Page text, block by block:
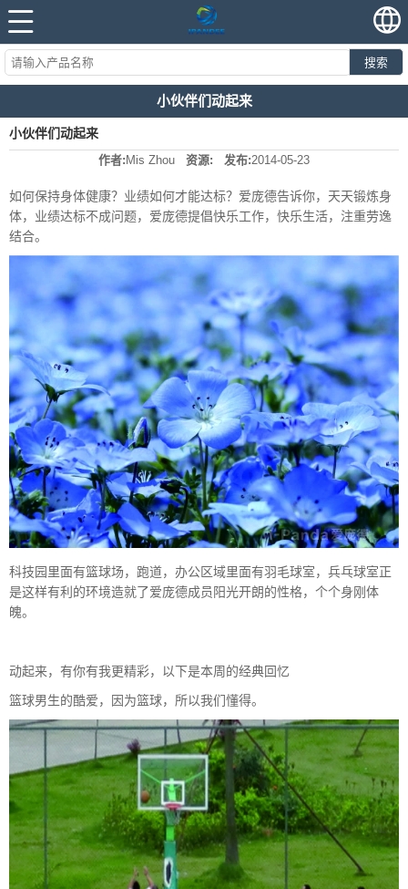
搜索
小伙伴们动起来
小伙伴们动起来
作者: Mis Zhou 资源: 发布:2014-05-23
如何保持身体健康？业绩如何才能达标？爱庞德告诉你，天天锻炼身
体，业绩达标不成问题，爱庞德提倡快乐工作，快乐生活，注重劳逸
结合。
科技园里面有篮球场，跑道，办公区域里面有羽毛球室，兵乓球室正
是这样有利的环境造就了爱庞德成员阳光开朗的性格，个个身刚体
魄。
动起来，有你有我更精彩，以下是本周的经典回忆
篮球男生的酷爱，因为篮球，所以我们懂得。